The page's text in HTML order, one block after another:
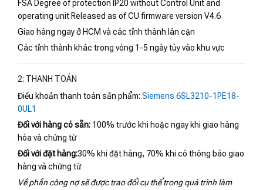
FSA Degree of protection IP20 without Control Unit and
operating unit Released as of CU firmware version V4.6
Giao hàng ngay ở HCM và các tỉnh thành lân cận
Các tỉnh thành khác trong vòng 1-5 ngày tùy vào khu vực
2: THANH TOÁN
Điều khoản thanh toán sản phẩm: Siemens 6SL3210-1PE18-
0UL1
Đối với hàng có sẵn: 100% trước khi hoặc ngay khi giao hàng
hóa và chứng từ
Đối với đặt hàng:30% khi đặt hàng, 70% khi có thông báo giao
hàng và chứng từ
Về phần công nợ sẽ được trao đổi cụ thể trong quá trình làm